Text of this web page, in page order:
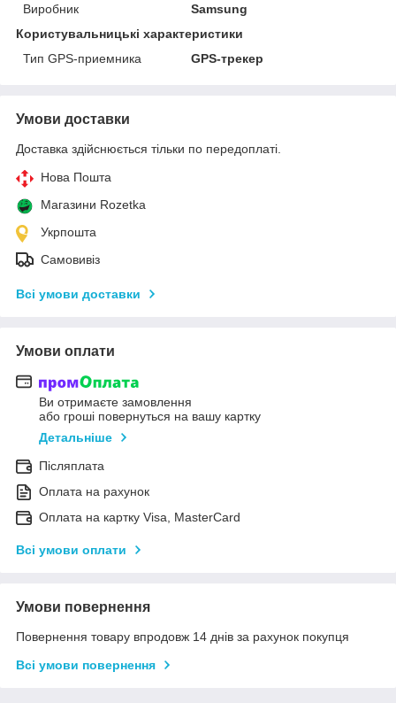
Виробник
Samsung
Користувальницькі характеристики
Тип GPS-приемника
GPS-трекер
Умови доставки
Доставка здійснюється тільки по передоплаті.
Нова Пошта
Магазини Rozetka
Укрпошта
Самовивіз
Всі умови доставки
Умови оплати
Ви отримаєте замовлення
або гроші повернуться на вашу картку
Детальніше
Післяплата
Оплата на рахунок
Оплата на картку Visa, MasterCard
Всі умови оплати
Умови повернення
Повернення товару впродовж 14 днів за рахунок покупця
Всі умови повернення